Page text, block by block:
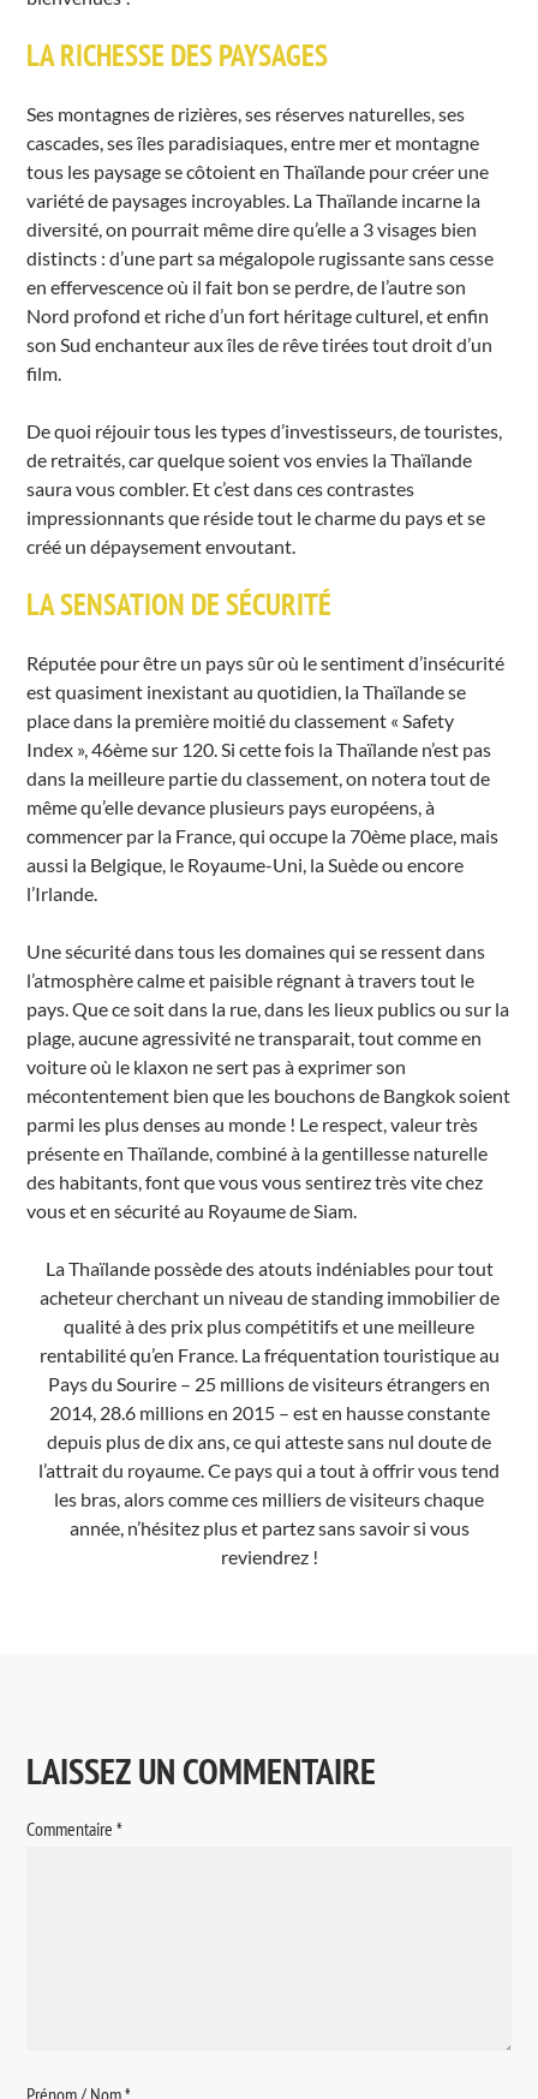
LA RICHESSE DES PAYSAGES
Ses montagnes de rizières, ses réserves naturelles, ses
cascades, ses îles paradisiaques, entre mer et montagne
tous les paysage se côtoient en Thaïlande pour créer une
variété de paysages incroyables. La Thaïlande incarne la
diversité, on pourrait même dire qu’elle a 3 visages bien
distincts : d’une part sa mégalopole rugissante sans cesse
en effervescence où il fait bon se perdre, de l’autre son
Nord profond et riche d’un fort héritage culturel, et enfin
son Sud enchanteur aux îles de rêve tirées tout droit d’un
film.
De quoi réjouir tous les types d’investisseurs, de touristes,
de retraités, car quelque soient vos envies la Thaïlande
saura vous combler. Et c’est dans ces contrastes
impressionnants que réside tout le charme du pays et se
créé un dépaysement envoutant.
LA SENSATION DE SÉCURITÉ
Réputée pour être un pays sûr où le sentiment d’insécurité
est quasiment inexistant au quotidien, la Thaïlande se
place dans la première moitié du classement « Safety
Index », 46ème sur 120. Si cette fois la Thaïlande n’est pas
dans la meilleure partie du classement, on notera tout de
même qu’elle devance plusieurs pays européens, à
commencer par la France, qui occupe la 70ème place, mais
aussi la Belgique, le Royaume-Uni, la Suède ou encore
l’Irlande.
Une sécurité dans tous les domaines qui se ressent dans
l’atmosphère calme et paisible régnant à travers tout le
pays. Que ce soit dans la rue, dans les lieux publics ou sur la
plage, aucune agressivité ne transparait, tout comme en
voiture où le klaxon ne sert pas à exprimer son
mécontentement bien que les bouchons de Bangkok soient
parmi les plus denses au monde ! Le respect, valeur très
présente en Thaïlande, combiné à la gentillesse naturelle
des habitants, font que vous vous sentirez très vite chez
vous et en sécurité au Royaume de Siam.
La Thaïlande possède des atouts indéniables pour tout
acheteur cherchant un niveau de standing immobilier de
qualité à des prix plus compétitifs et une meilleure
rentabilité qu’en France. La fréquentation touristique au
Pays du Sourire – 25 millions de visiteurs étrangers en
2014, 28.6 millions en 2015 – est en hausse constante
depuis plus de dix ans, ce qui atteste sans nul doute de
l’attrait du royaume. Ce pays qui a tout à offrir vous tend
les bras, alors comme ces milliers de visiteurs chaque
année, n’hésitez plus et partez sans savoir si vous
reviendrez !
LAISSEZ UN COMMENTAIRE
Commentaire*
Prénom / Nom*